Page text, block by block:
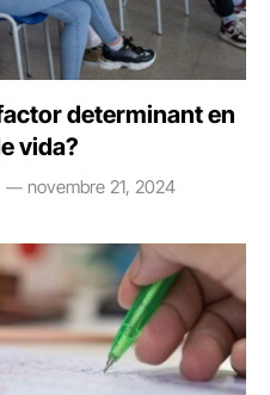
determinant en
vida?
novembre 21, 2024